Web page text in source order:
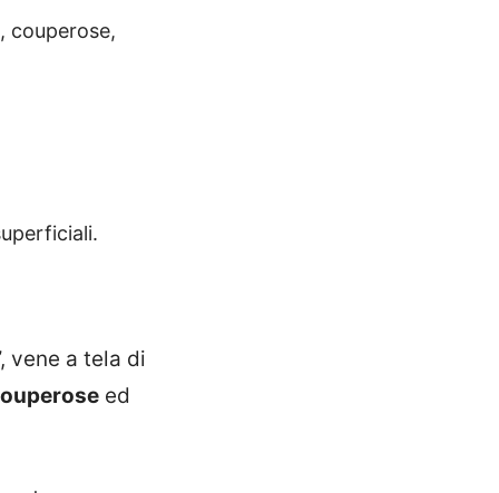
couperose,
vene a tela di
ed